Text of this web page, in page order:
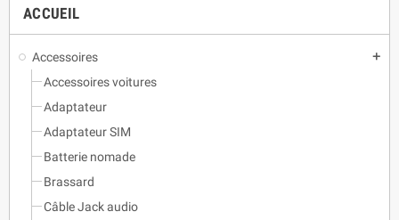
ACCUEIL
Accessoires add
Accessoires voitures
Adaptateur
Adaptateur SIM
Batterie nomade
Brassard
Câble Jack audio